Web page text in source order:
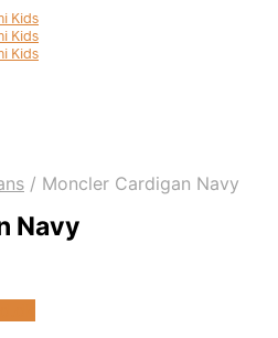
/ Moncler Cardigan Navy
Navy